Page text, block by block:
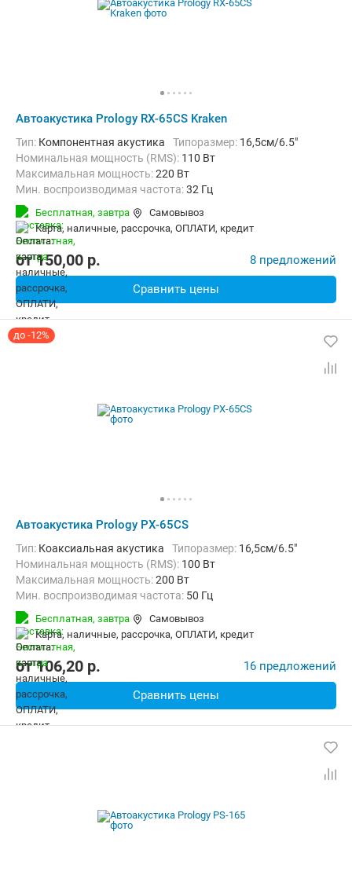
Автоакустика Prology RX-65CS Kraken
тип: Компонентная акустика Типоразмер: 16,5см/6.5"
Номинальная мощность (RMS): 110 Вт
Максимальная мощность:220 Вт
Мин. воспроизводимая частота:32 Гц
Макс. воспроизводимая частота:
Бесплатная, завтра
Самовывоз
карта, наличные, рассрочка, ОПЛАТИ, кредит
от150,00 p. 8 предложений
Сравнить цены
до -12%
Автоакустика Prology PX-65CS
тип: Коаксиальная акустика Типоразмер: 16,5см/6.5"
Номинальная мощность (RMS): 100 Вт
Максимальная мощность:200 Вт
Мин. воспроизводимая частота: 50 Гц
Макс. воспроизводимая частота:
Бесплатная, завтра
Самовывоз
карта, наличные, рассрочка, ОПЛАТИ, кредит
от106,20 p. 16 предложений
Сравнить цены